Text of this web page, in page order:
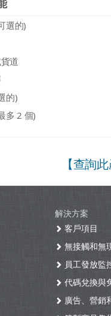
選的)
道
的)
多 2 個)
【查詢
解決方案
客戶項目
無接觸和無
員工發放監
代碼兌換與
廣告、營銷